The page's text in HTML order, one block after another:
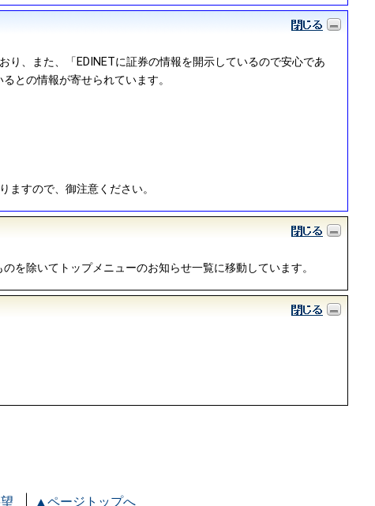
、また、「EDINETに証券の情報を開示しているので安心であ
との情報が寄せられています。
すので、御注意ください。
を除いてトップメニューのお知らせ一覧に移動しています。
▲ページトップへ